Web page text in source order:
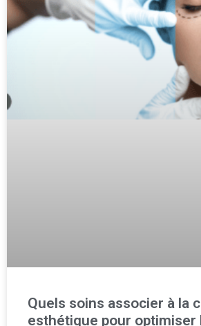
Quels soins associer à la
esthétique pour optimiser